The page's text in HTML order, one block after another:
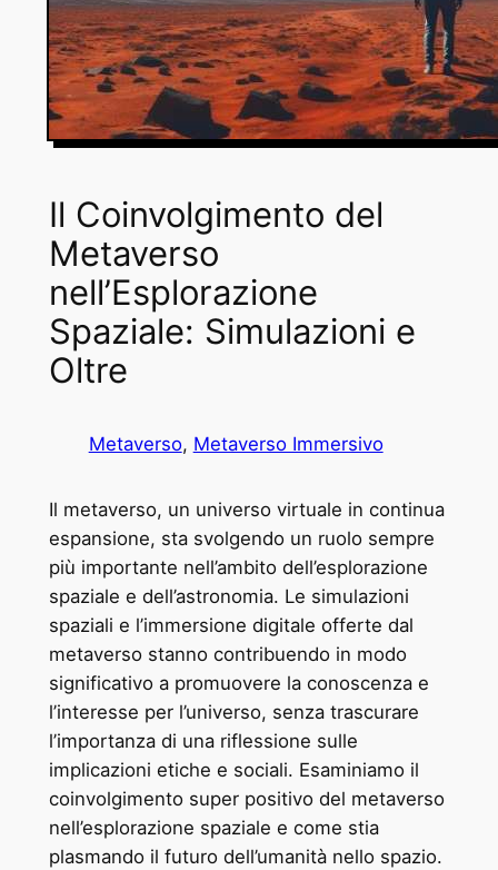
Il Coinvolgimento del
Metaverso
nell’Esplorazione
Spaziale: Simulazioni e
Oltre
Metaverso, Metaverso Immersivo
Il metaverso, un universo virtuale in continua
espansione, sta svolgendo un ruolo sempre
più importante nell’ambito dell’esplorazione
spaziale e dell’astronomia. Le simulazioni
spaziali e l’immersione digitale offerte dal
metaverso stanno contribuendo in modo
significativo a promuovere la conoscenza e
l’interesse per l’universo, senza trascurare
l’importanza di una riflessione sulle
implicazioni etiche e sociali. Esaminiamo il
coinvolgimento super positivo del metaverso
nell’esplorazione spaziale e come stia
plasmando il futuro dell’umanità nello spazio.